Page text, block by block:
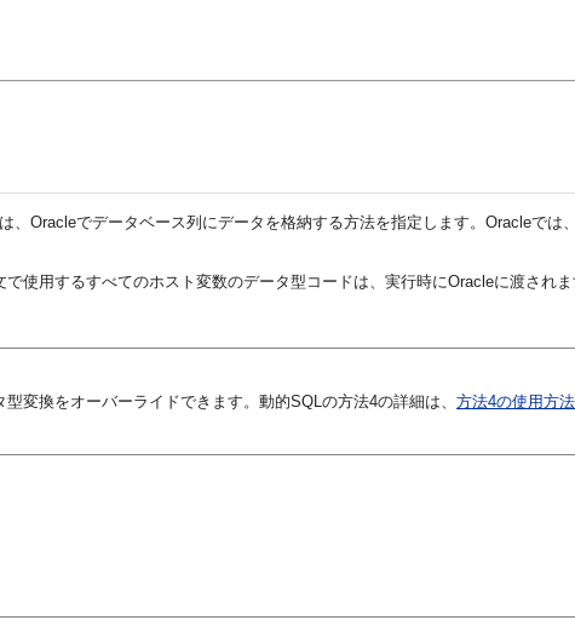
、Oracleでデータベース列にデータを格納する方法を指定します。Oracleでは
使用するすべてのホスト変数のデータ型コードは、実行時にOracleに渡され
変換をオーバーライドできます。動的SQLの方法4の詳細は、方法4の使用方法